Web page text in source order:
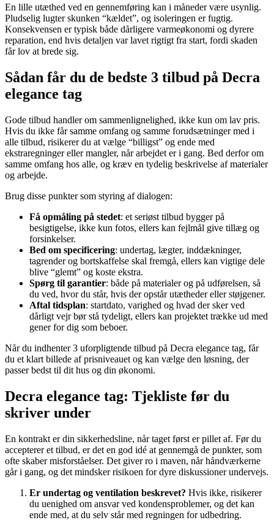
En lille utæthed ved en gennemføring kan i måneder være usynlig.
Pludselig lugter skunken “kældet”, og isoleringen er fugtig.
Konsekvensen er typisk både dårligere varmeøkonomi og dyrere
reparation, end hvis detaljen var lavet rigtigt fra start, fordi skaden
får lov at brede sig.
Sådan får du de bedste 3 tilbud på Decra
elegance tag
Gode tilbud handler om sammenlignelighed, ikke kun om lav pris.
Hvis du ikke får samme omfang og samme forudsætninger med i
alle tilbud, risikerer du at vælge “billigst” og ende med
ekstraregninger eller mangler, når arbejdet er i gang. Bed derfor om
samme omfang hos alle, og kræv en tydelig beskrivelse af materialer
og arbejde.
Brug disse punkter som styring af dialogen:
Få opmåling på stedet: et seriøst tilbud bygger på
besigtigelse, ikke kun fotos, ellers kan fejlmål give tillæg og
forsinkelser.
Bed om specificering: undertag, lægter, inddækninger,
tagrender og bortskaffelse skal fremgå, ellers kan vigtige dele
blive “glemt” og koste ekstra.
Spørg til garantier: både på materialer og på udførelsen, så
du ved, hvor du står, hvis der opstår utætheder eller støjgener.
Aftal tidsplan: startdato, varighed og hvad der sker ved
dårligt vejr bør stå tydeligt, ellers kan projektet trække ud med
gener for dig som beboer.
Når du indhenter 3 uforpligtende tilbud på Decra elegance tag, får
du et klart billede af prisniveauet og kan vælge den løsning, der
passer bedst til dit hus og din økonomi.
Decra elegance tag: Tjekliste før du
skriver under
En kontrakt er din sikkerhedsline, når taget først er pillet af. Før du
accepterer et tilbud, er det en god idé at gennemgå de punkter, som
ofte skaber misforståelser. Det giver ro i maven, når håndværkerne
går i gang, og det mindsker risikoen for dyre diskussioner undervejs.
Er undertag og ventilation beskrevet? Hvis ikke, risikerer
du uenighed om ansvar ved kondensproblemer, og det kan
ende med, at du selv står med regningen for udbedring.